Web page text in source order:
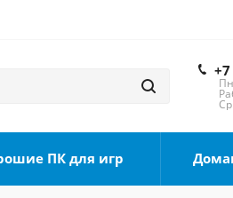
ПК для игр